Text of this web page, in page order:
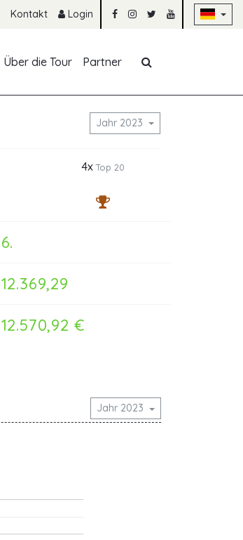
Kontakt Login
Über die Tour Partner
Jahr 2023
4xTop 20
6.
12.369,29
12.570,92 €
Jahr 2023